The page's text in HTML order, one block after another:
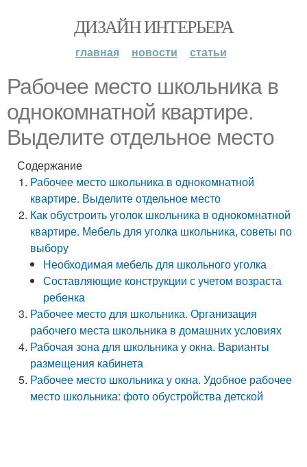
ДИЗАЙН ИНТЕРЬЕРА
главная новости статьи
Рабочее место школьника в
однокомнатной квартире.
Выделите отдельное место
Содержание
Рабочее место школьника в однокомнатной
квартире. Выделите отдельное место
Как обустроить уголок школьника в однокомнатной
квартире. Мебель для уголка школьника, советы по
выбору
Необходимая мебель для школьного уголка
Составляющие конструкции с учетом возраста
ребенка
Рабочее место для школьника. Организация
рабочего места школьника в домашних условиях
Рабочая зона для школьника у окна. Варианты
размещения кабинета
Рабочее место школьника у окна. Удобное рабочее
место школьника: фото обустройства детской